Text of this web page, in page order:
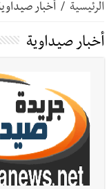
أخبار صيدا
أخبار صيدا مؤسسة
في صيدا نتيجة
الرئيسية / أخبار
أخبار صيداوية